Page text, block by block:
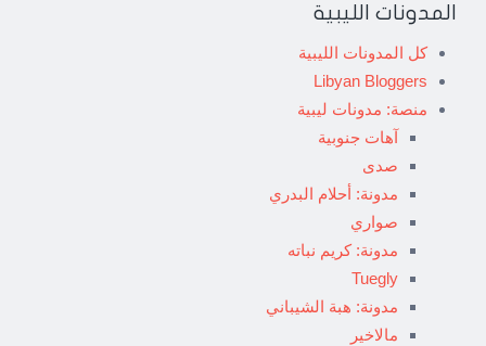
المدونات الليبية
كل المدونات الليبية
Libyan Bloggers
منصة: مدونات ليبية
آهات جنوبية
صدى
مدونة: أحلام البدري
صواري
مدونة: كريم نباته
Tuegly
مدونة: هبة الشيباني
مالاخير